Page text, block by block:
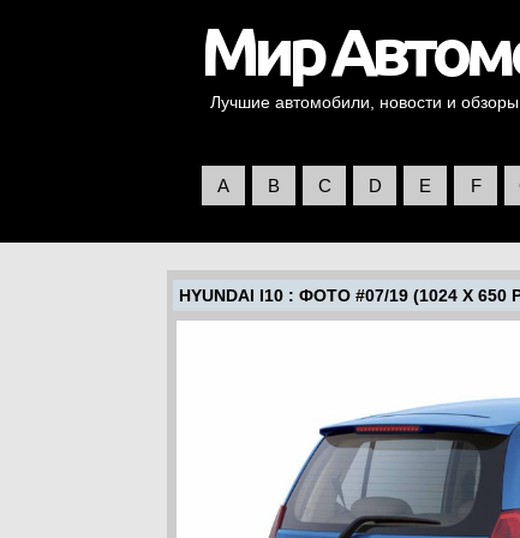
Лучшие автомобили, новости и
A B C D E F
HYUNDAI I10: ФОТО #07/19 (1024 X 650